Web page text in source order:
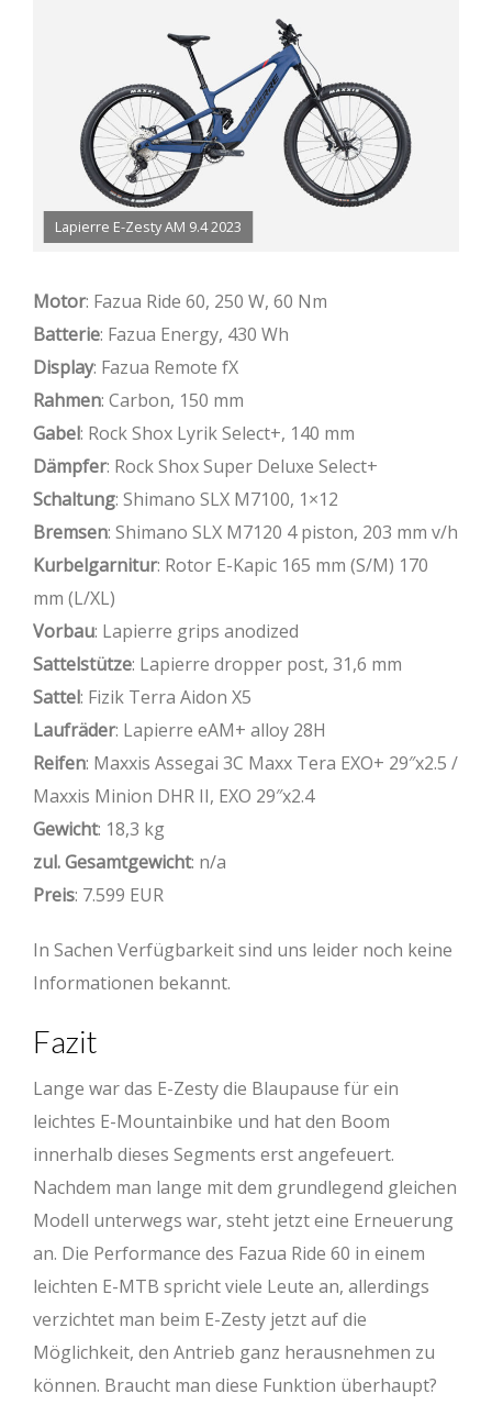
Lapierre E-Zesty AM 9.4 2023
Motor: Fazua Ride 60, 250 W, 60 Nm
Batterie: Fazua Energy, 430 Wh
Display: Fazua Remote fX
Rahmen: Carbon, 150 mm
Gabel: Rock Shox Lyrik Select+, 140 mm
Dämpfer: Rock Shox Super Deluxe Select+
Schaltung: Shimano SLX M7100, 1×12
Bremsen: Shimano SLX M7120 4 piston, 203 mm v/h
Kurbelgarnitur: Rotor E-Kapic 165 mm (S/M) 170
mm (L/XL)
Vorbau: Lapierre grips anodized
Sattelstütze: Lapierre dropper post, 31,6 mm
Sattel: Fizik Terra Aidon X5
Laufräder: Lapierre eAM+ alloy 28H
Reifen: Maxxis Assegai 3C Maxx Tera EXO+ 29″x2.5 /
Maxxis Minion DHR II, EXO 29″x2.4
Gewicht: 18,3 kg
zul. Gesamtgewicht: n/a
Preis: 7.599 EUR
In Sachen Verfügbarkeit sind uns leider noch keine
Informationen bekannt.
Fazit
Lange war das E-Zesty die Blaupause für ein
leichtes E-Mountainbike und hat den Boom
innerhalb dieses Segments erst angefeuert.
Nachdem man lange mit dem grundlegend gleichen
Modell unterwegs war, steht jetzt eine Erneuerung
an. Die Performance des Fazua Ride 60 in einem
leichten E-MTB spricht viele Leute an, allerdings
verzichtet man beim E-Zesty jetzt auf die
Möglichkeit, den Antrieb ganz herausnehmen zu
können. Braucht man diese Funktion überhaupt?